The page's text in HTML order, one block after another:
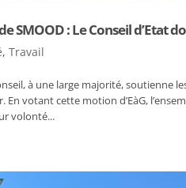
SMOOD : Le Conseil d’Etat
, Travail
à une large majorité, soutienne
votant cette motion d’EàG,
volonté...